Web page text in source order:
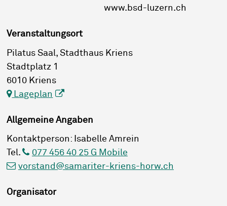
www.bsd-luzern.ch
Veranstaltungsort
Pilatus Saal, Stadthaus Kriens
Stadtplatz 1
6010 Kriens
Lageplan
Allgemeine Angaben
Kontaktperson: Isabelle Amrein
Tel.
077 456 40 25 G Mobile
vorstand@samariter-kriens-horw.ch
Organisator